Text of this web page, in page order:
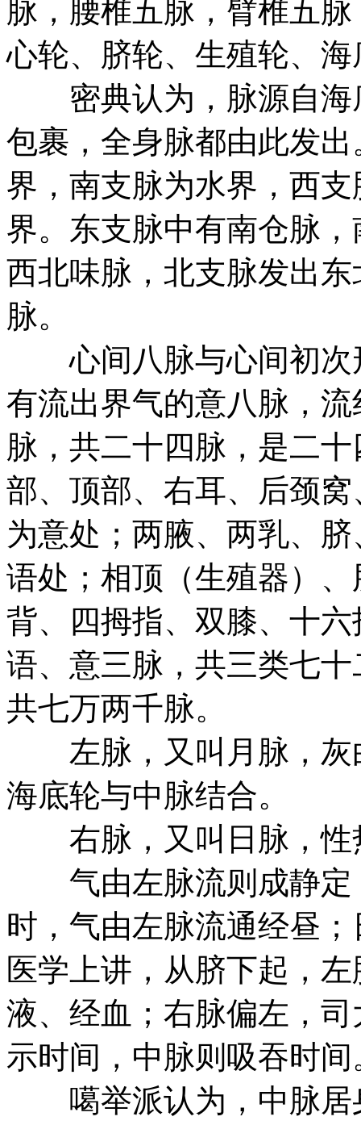
脉，腰椎五脉，臂椎五
心轮、脐轮、生殖轮、
密典认为，脉源自海
包裹，全身脉都由此发
界，南支脉为水界，西
界。东支脉中有南仓脉
西北味脉，北支脉发出
脉。
心间八脉与心间初次
有流出界气的意八脉，
脉，共二十四脉，是二
部、顶部、右耳、后颈
为意处；两腋、两乳、
语处；相顶（生殖器）
背、四拇指、双膝、十
语、意三脉，共三类七
共七万两千脉。
左脉，又叫月脉，灰
海底轮与中脉结合。
右脉，又叫日脉，性
气由左脉流则成静定
时，气由左脉流通经昼
医学上讲，从脐下起，
液、经血；右脉偏左，
示时间，中脉则吸吞时间
噶举派认为，中脉居